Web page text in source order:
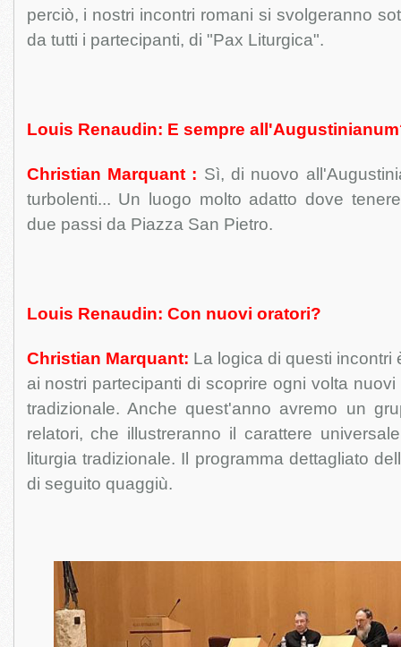
perciò, i nostri incontri romani si svolgeranno
da tutti i partecipanti, di "Pax Liturgica".
Louis Renaudin: E sempre
Christian Marquant : Sì, di nuovo
turbolenti... Un luogo molto adatto dove
due passi da Piazza San Pietro.
Louis Renaudin: Con nuovi oratori?
Christian Marquant: La logica di questi incontri
ai nostri partecipanti di scoprire ogni volta
tradizionale. Anche quest'anno avremo un
relatori, che illustreranno il carattere
liturgia tradizionale. Il programma dettagliato
di seguito quaggiù.